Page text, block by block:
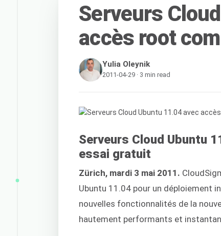
Serveurs
accès root
Yulia Oleynik
2011-04-29 · 3 min read
Serveurs Cloud Ubuntu
essai gratuit
Zürich, mardi 3 mai 2011.
Ubuntu 11.04 pour un déploiement
nouvelles fonctionnalités de la
hautement performants et